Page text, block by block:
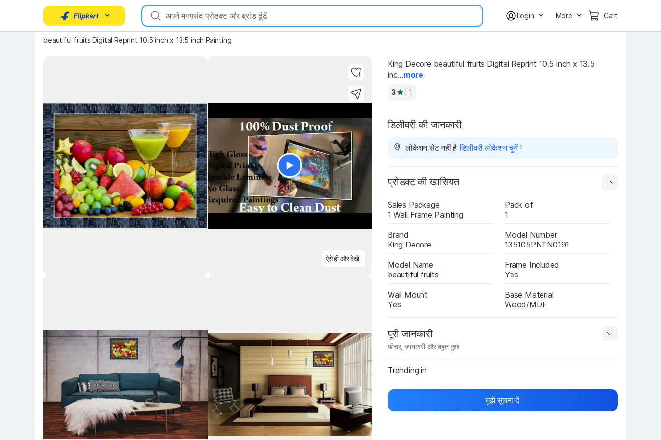
Login More Cart
beautiful fruits Digital Reprint 10.5 inch x 13.5 inch Painting
Key Highlights
ऐसे ही और देखें
Key Highlights
Key Highlights
King Decore beautiful fruits Digital Reprint 10.5 inch x 13.5
inc...more
3 | 1
डिलीवरी की जानकारी
लोकेशन सेट नहीं है डिलीवरी लोकेशन चुनें
प्रोडक्ट की खासियत
Sales Package
1 Wall Frame Painting
Pack of
1
Brand
King Decore
Model Number
135105PNTN0191
Model Name
beautiful fruits
Frame Included
Yes
Wall Mount
Yes
Base Material
Wood/MDF
पूरी जानकारी
फ़ीचर, जानकारी और बहुत कुछ
मैन्युफ़ैक्चरर का नाम
Trending in
मुझे सूचना दें